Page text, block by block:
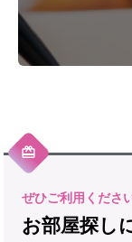
お部屋探し